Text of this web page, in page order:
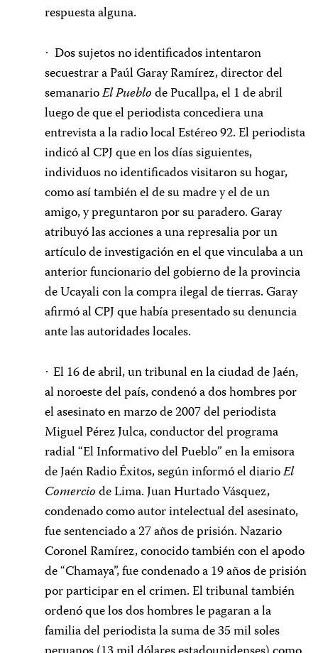
respuesta alguna.
· Dos sujetos no identificados intentaron
secuestrar a Paúl Garay Ramírez, director del
semanarioEl Pueblode Pucallpa, el 1 de abril
luego de que el periodista concediera una
entrevista a la radio local Estéreo 92. El periodista
indicó al CPJ que en los días siguientes,
individuos no identificados visitaron su hogar,
como así también el de su madre y el de un
amigo, y preguntaron por su paradero. Garay
atribuyó las acciones a una represalia por un
artículo de investigación en el que vinculaba a un
anterior funcionario del gobierno de la provincia
de Ucayali con la compra ilegal de tierras. Garay
afirmó al CPJ que había presentado su denuncia
ante las autoridades locales.
· El 16 de abril, un tribunal en la ciudad de Jaén,
al noroeste del país, condenó a dos hombres por
el asesinato en marzo de 2007 del periodista
Miguel Pérez Julca, conductor del programa
radial “El Informativo del Pueblo” en la emisora
de Jaén Radio Éxitos, según informó el diarioEl
Comerciode Lima. Juan Hurtado Vásquez,
condenado como autor intelectual del asesinato,
fue sentenciado a 27 años de prisión. Nazario
Coronel Ramírez, conocido también con el apodo
de “Chamaya”, fue condenado a 19 años de prisión
por participar en el crimen. El tribunal también
ordenó que los dos hombres le pagaran a la
familia del periodista la suma de 35 mil soles